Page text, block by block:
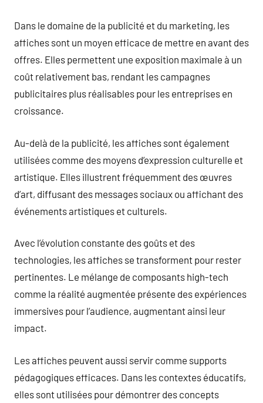
Dans le domaine de la publicité et du marketing, les
affiches sont un moyen efficace de mettre en avant des
offres. Elles permettent une exposition maximale à un
coût relativement bas, rendant les campagnes
publicitaires plus réalisables pour les entreprises en
croissance.
Au-delà de la publicité, les affiches sont également
utilisées comme des moyens d’expression culturelle et
artistique. Elles illustrent fréquemment des œuvres
d’art, diffusant des messages sociaux ou affichant des
événements artistiques et culturels.
Avec l’évolution constante des goûts et des
technologies, les affiches se transforment pour rester
pertinentes. Le mélange de composants high-tech
comme la réalité augmentée présente des expériences
immersives pour l’audience, augmentant ainsi leur
impact.
Les affiches peuvent aussi servir comme supports
pédagogiques efficaces. Dans les contextes éducatifs,
elles sont utilisées pour démontrer des concepts